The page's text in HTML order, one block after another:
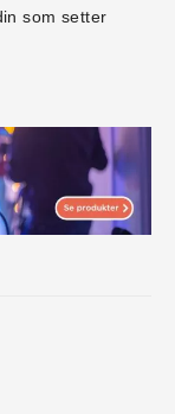
som setter